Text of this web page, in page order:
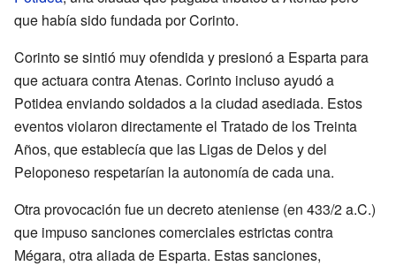
que había sido fundada por Corinto.
Corinto se sintió muy ofendida y presionó a Esparta para
que actuara contra Atenas. Corinto incluso ayudó a
Potidea enviando soldados a la ciudad asediada. Estos
eventos violaron directamente el Tratado de los Treinta
Años, que establecía que las Ligas de Delos y del
Peloponeso respetarían la autonomía de cada una.
Otra provocación fue un decreto ateniense (en 433/2 a.C.)
que impuso sanciones comerciales estrictas contra
Mégara, otra aliada de Esparta. Estas sanciones,